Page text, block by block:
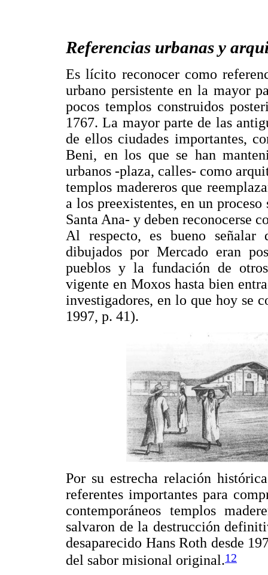
Referencias urbanas y
Es lícito reconocer como
urbano persistente en la mayor
pocos templos construidos
1767. La mayor parte de las
de ellos ciudades importantes,
Beni, en los que se han
urbanos -plaza, calles- como
templos madereros que
a los preexistentes, en un
Santa Ana- y deben reconocerse
Al respecto, es bueno señalar
dibujados por Mercado eran
pueblos y la fundación de
vigente en Moxos hasta bien
investigadores, en lo que hoy se
1997, p. 41).
Por su estrecha relación
referentes importantes para
contemporáneos templos
salvaron de la destrucción
desaparecido Hans Roth desde
del sabor misional original.12